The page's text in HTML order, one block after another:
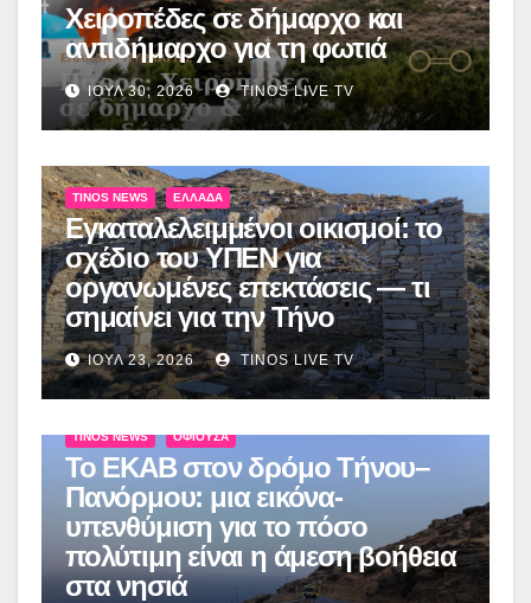
Χειροπέδες σε δήμαρχο και
αντιδήμαρχο για τη φωτιά
ΙΟΎΛ 30, 2026 TINOS LIVE TV
TINOS NEWS ΕΛΛΆΔΑ
Εγκαταλελειμμένοι οικισμοί: το
σχέδιο του ΥΠΕΝ για
οργανωμένες επεκτάσεις — τι
σημαίνει για την Τήνο
ΙΟΎΛ 23, 2026 TINOS LIVE TV
TINOS NEWS ΟΦΙΟΎΣΑ
Το ΕΚΑΒ στον δρόμο Τήνου–
Πανόρμου: μια εικόνα-
υπενθύμιση για το πόσο
πολύτιμη είναι η άμεση βοήθεια
στα νησιά